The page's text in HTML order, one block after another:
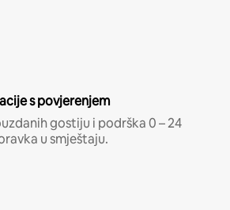
s povjerenjem
gostiju i podrška 0 – 24
u smještaju.